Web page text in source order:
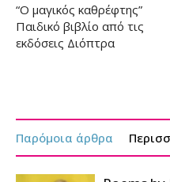
“Ο μαγικός καθρέφτης”
Παιδικό βιβλίο από τις
εκδόσεις Διόπτρα
Παρόμοια άρθρα